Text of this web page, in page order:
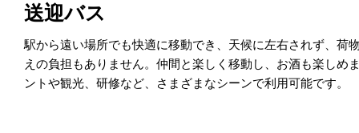
送迎バス
駅から遠い場所でも快適に移動でき、天候に左右されず、荷
えの負担もありません。仲間と楽しく移動し、お酒も楽しめ
ントや観光、研修など、さまざまなシーンで利用可能です。